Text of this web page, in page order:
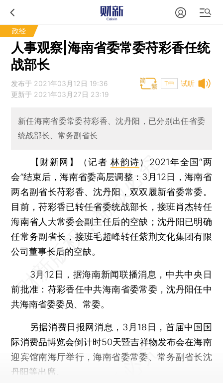
政经
人事观察|海南省委常委苻彩香任统
战部长
试听
发布于 2021年03月12日 19:36
更新于 2021年03月27日 23:19
T中
新任海南省委常委苻彩香、沈丹阳，已分别出任省委
统战部长、常务副省长
【财新网】（记者林韵诗） 2021年全国“两
会”结束后，海南省委高层调整：3月12日，海南省
两名副省长苻彩香、沈丹阳，双双履新省委常委。
目前，苻彩香已转任省委统战部长，接班肖杰转任
海南省人大常委会副主任后的空缺；沈丹阳已明确
任常务副省长，接班毛超峰转任紫荆文化集团有限
公司董事长后的空缺。
3月12日，据海南新闻联播消息，中共中央日
前批准：苻彩香任中共海南省委常委，沈丹阳任中
共海南省委委员、常委。
另据消费日报网消息，3月18日，首届中国国
际消费品博览会倒计时50天暨吉祥物发布会在海南
迎宾馆南海厅举行，海南省委常委、常务副省长沈
丹阳等出席。